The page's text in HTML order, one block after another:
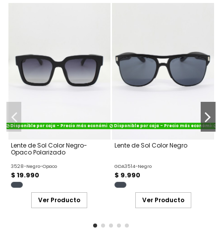
Disponible por caja - Precio más económico
Lente de Sol Color Negro-
Opaco Polarizado
3528-Negro-Opaco
$ 19.990
Ver Producto
Disponible por caja - Precio más económico
Lente de Sol Color Negro
GDA3514-Negro
$ 9.990
Ver Producto